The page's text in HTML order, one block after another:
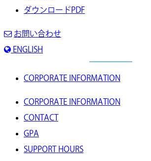
ダウンロードPDF
お問い合わせ
ENGLISH
CORPORATE INFORMATION
CORPORATE INFORMATION
CONTACT
GPA
SUPPORT HOURS